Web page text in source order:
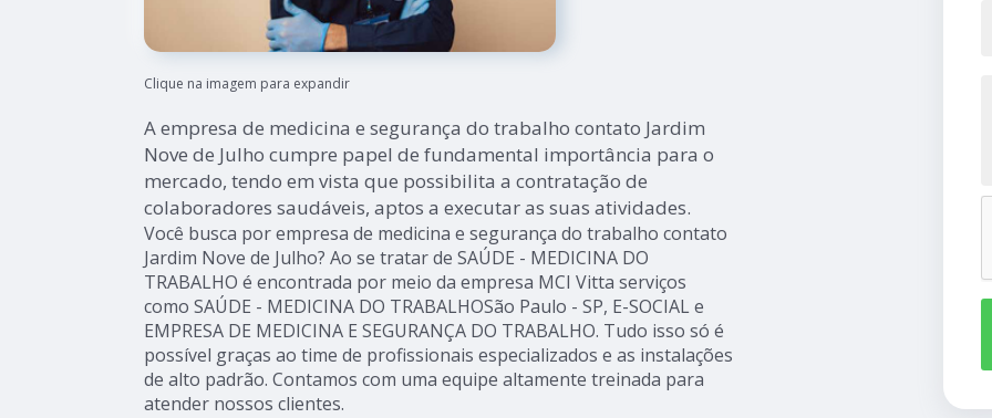
Clique na imagem para expandir
A empresa de medicina e segurança do trabalho contato Jardim
Nove de Julho cumpre papel de fundamental importância para o
mercado, tendo em vista que possibilita a contratação de
colaboradores saudáveis, aptos a executar as suas atividades.
Você busca por empresa de medicina e segurança do trabalho contato
Jardim Nove de Julho? Ao se tratar de SAÚDE - MEDICINA DO
TRABALHO é encontrada por meio da empresa MCI Vitta serviços
como SAÚDE - MEDICINA DO TRABALHOSão Paulo - SP, E-SOCIAL e
EMPRESA DE MEDICINA E SEGURANÇA DO TRABALHO. Tudo isso só é
possível graças ao time de profissionais especializados e as instalações
de alto padrão. Contamos com uma equipe altamente treinada para
atender nossos clientes.